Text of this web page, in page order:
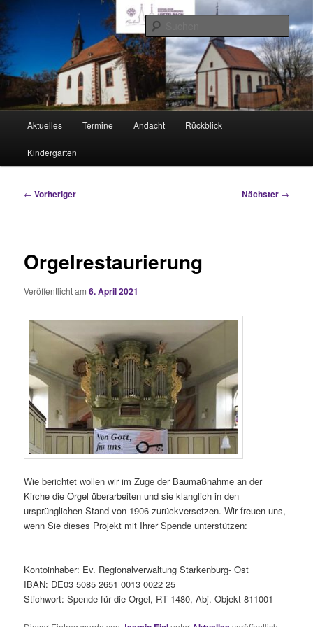
primären
Inhalt
springen
Evangelische Kirchengemeinden
Rimhorn und Lützel-Wiebelsbach
Aktuelles Termine Andacht Rückblick
Kindergarten
Beitragsnavigation
← Vorheriger Nächster →
Orgelrestaurierung
Veröffentlicht am6. April 2021
Wie berichtet wollen wir im Zuge der Baumaßnahme an der
Kirche die Orgel überarbeiten und sie klanglich in den
ursprünglichen Stand von 1906 zurückversetzen. Wir freuen uns,
wenn Sie dieses Projekt mit Ihrer Spende unterstützen:
Kontoinhaber: Ev. Regionalverwaltung Starkenburg- Ost
IBAN: DE03 5085 2651 0013 0022 25
Stichwort: Spende für die Orgel, RT 1480, Abj. Objekt 811001